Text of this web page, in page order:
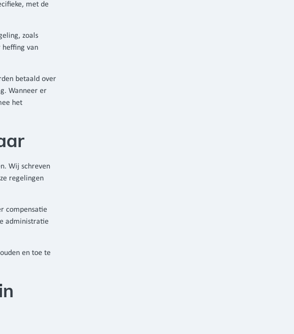
met de
zoals
heffing van
betaald over
Wanneer er
het
Wij schreven
regelingen
compensatie
administratie
en toe te